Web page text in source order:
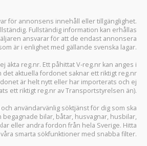
för annonsens innehåll eller tillgänglighet.
Fullständig information kan erhållas
ansvarar för att de endast annonsera
är i enlighet med gällande svenska lagar.
äkta reg.nr. Ett påhittat V-reg.nr kan anges i
det aktuella fordonet saknar ett riktigt reg.nr
är helt nytt eller har importerats och ej
ett riktigt reg.nr av Transportstyrelsen än).
och användarvänlig söktjänst för dig som ska
begagnade bilar, båtar, husvagnar, husbilar,
eller andra fordon från hela Sverige. Hitta
smarta sökfunktioner med snabba filter.